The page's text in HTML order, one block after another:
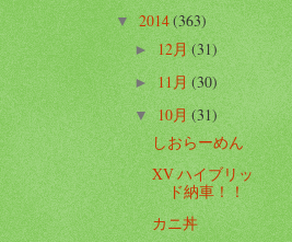
▼2014(363)
► 12月(31)
► 11月(30)
▼10月(31)
しおらーめん
XV ハイブリッ
ド納車！！
カニ丼